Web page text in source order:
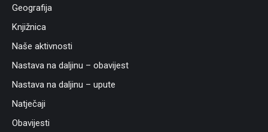
Geografija
Knjižnica
Naše aktivnosti
Nastava na daljinu – obavijest
Nastava na daljinu – upute
Natječaji
Obavijesti